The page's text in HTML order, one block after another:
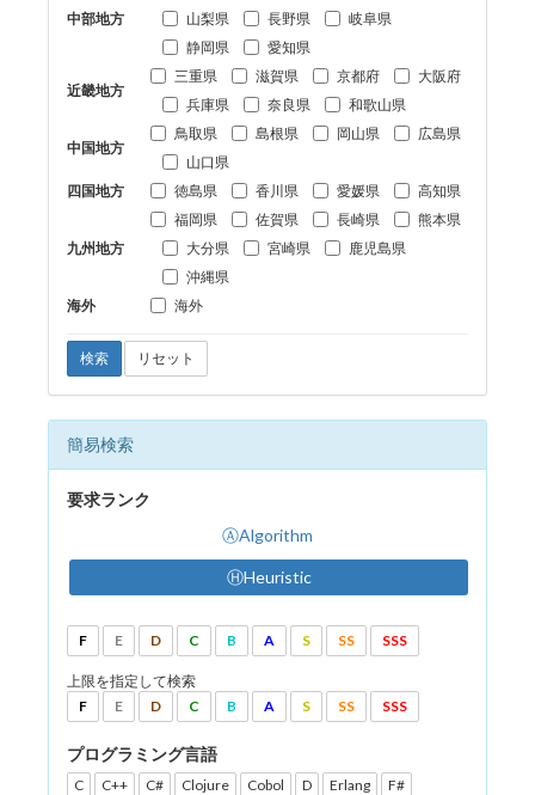
中部地方
山梨県
長野県
岐阜県
静岡県
愛知県
近畿地方
三重県 滋賀県 京都府
大阪府
兵庫県
奈良県 和歌山県
中国地方
鳥取県 島根県 岡山県
広島県
山口県
四国地方
徳島県 香川県 愛媛県 高知県
九州地方
福岡県 佐賀県 長崎県
熊本県
大分県
宮崎県
鹿児島県
沖縄県
海外
海外
検索 リセット
簡易検索
要求ランク
ⒶAlgorithm
ⒽHeuristic
F E D C B A S SS SSS
上限を指定して検索
F
E D C B A S SS SSS
プログラミング言語
C C++ C# Clojure Cobol D Erlang
F#